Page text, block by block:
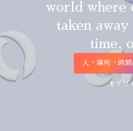
wor d where
ta ken away
time, o
人 ・場所 ・ 時 間
を デザ